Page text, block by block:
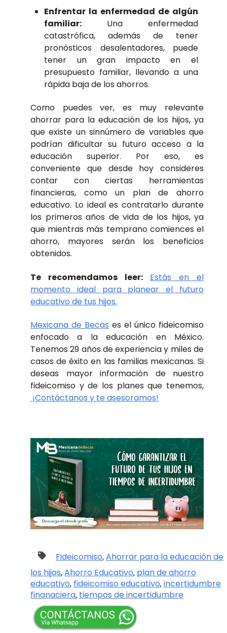
Enfrentar la enfermedad de algún
familiar: Una enfermedad
catastrófica, además de tener
pronósticos desalentadores, puede
tener un gran impacto en el
presupuesto familiar, llevando a una
rápida baja de los ahorros.
Como puedes ver, es muy relevante
ahorrar para la educación de los hijos, ya
que existe un sinnúmero de variables que
podrían dificultar su futuro acceso a la
educación superior. Por eso, es
conveniente que desde hoy consideres
contar con ciertas herramientas
financieras, como un plan de ahorro
educativo. Lo ideal es contratarlo durante
los primeros años de vida de los hijos, ya
que mientras más temprano comiences el
ahorro, mayores serán los beneficios
obtenidos.
Te recomendamos leer: Estás en el
momento ideal para planear el futuro
educativo de tus hijos.
Mexicana de Becas es el único fideicomiso
enfocado a la educación en México.
Tenemos 29 años de experiencia y miles de
casos de éxito en las familias mexicanas. Si
deseas mayor información de nuestro
fideicomiso y de los planes que tenemos,
¡Contáctanos y te asesoramos!
Fideicomiso, Ahorrar para la educación de
los hijos, Ahorro Educativo, plan de ahorro
educativo, fideicomiso educativo, incertidumbre
finanaciera, tiempos de incertidumbre